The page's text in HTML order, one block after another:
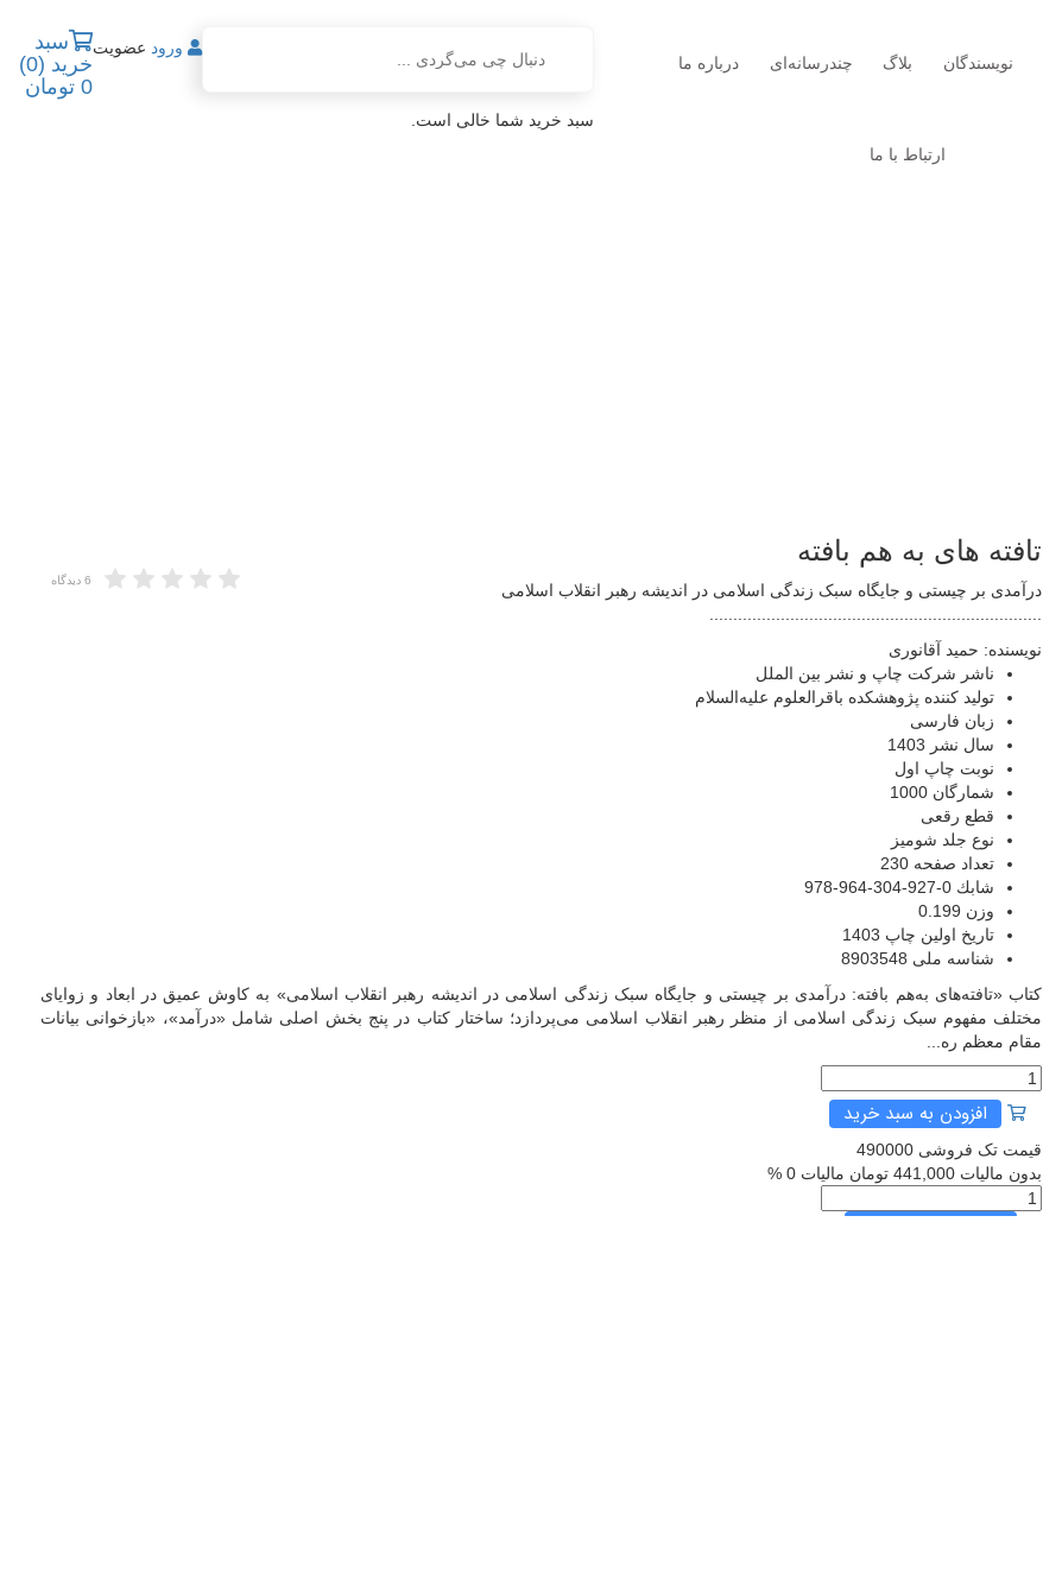
نویسندگان بلاگ چندرسانه‌ای درباره ما
ارتباط با ما
ورود عضویت
سبد
خرید (
0
)
0 تومان
سبد خرید شما خالی است.
تافته های به هم بافته
درآمدی بر چیستی و جایگاه سبک زندگی اسلامی در اندیشه رهبر انقلاب اسلامی
6 دیدگاه
نویسنده: حمید آقانوری
ناشر شرکت چاپ و نشر بین الملل
تولید کننده پژوهشکده باقرالعلوم علیه‌السلام
زبان فارسی
سال نشر 1403
نوبت چاپ اول
شمارگان 1000
قطع رقعی
نوع جلد شومیز
تعداد صفحه 230
شابك 0-927-304-964-978
وزن 0.199
تاریخ اولین چاپ 1403
شناسه ملی 8903548
کتاب «تافته‌های به‌هم بافته: درآمدی بر چیستی و جایگاه سبک زندگی اسلامی در اندیشه رهبر انقلاب اسلامی» به کاوش عمیق در ابعاد و زوایای
مختلف مفهوم سبک زندگی اسلامی از منظر رهبر انقلاب اسلامی می‌پردازد؛ ساختار کتاب در پنج بخش اصلی شامل «درآمد»، «بازخوانی بیانات
مقام معظم ره...
افزودن به سبد خرید
قیمت تک فروشی 490000
بدون مالیات 441,000 تومان مالیات 0 %
افزودن به سبد خرید